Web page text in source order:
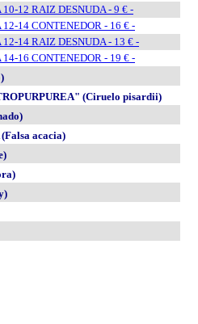
12 RAIZ DESNUDA - 9 € -
14 CONTENEDOR - 16 € -
14 RAIZ DESNUDA - 13 € -
16 CONTENEDOR - 19 € -
(Ciruelo pisardii)
acacia)